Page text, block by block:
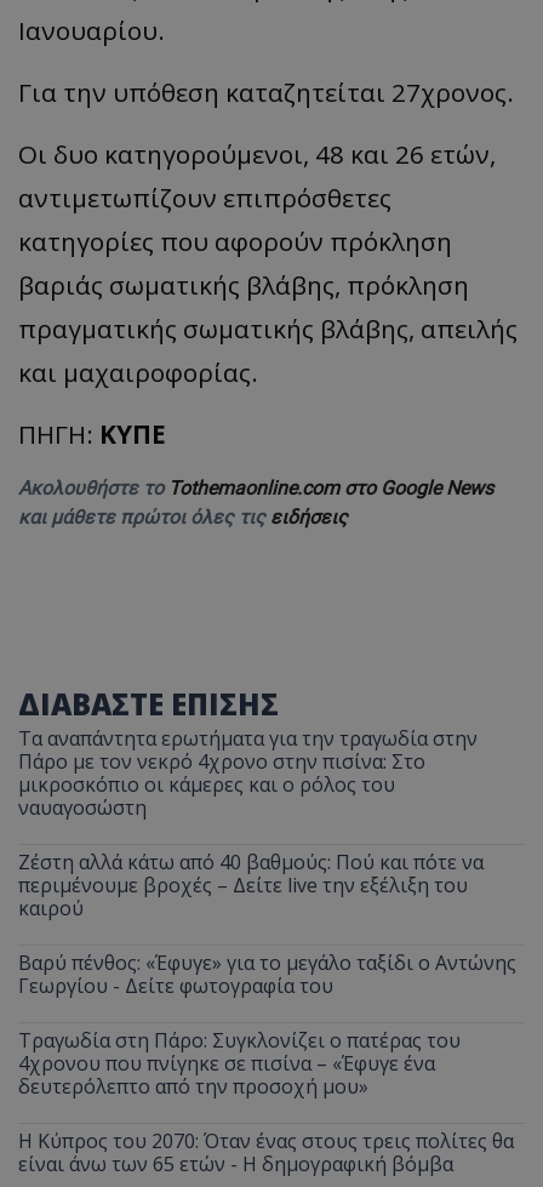
Ιανουαρίου.
Για την υπόθεση καταζητείται 27χρονος.
Οι δυο κατηγορούμενοι, 48 και 26 ετών,
αντιμετωπίζουν επιπρόσθετες
κατηγορίες που αφορούν πρόκληση
βαριάς σωματικής βλάβης, πρόκληση
πραγματικής σωματικής βλάβης, απειλής
και μαχαιροφορίας.
ΠΗΓΗ: ΚΥΠΕ
Ακολουθήστε το Tothemaonline.com στο Google News
και μάθετε πρώτοι όλες τις ειδήσεις
ΔΙΑΒΑΣΤΕ ΕΠΙΣΗΣ
Τα αναπάντητα ερωτήματα για την τραγωδία στην
Πάρο με τον νεκρό 4χρονο στην πισίνα: Στο
μικροσκόπιο οι κάμερες και ο ρόλος του
ναυαγοσώστη
Ζέστη αλλά κάτω από 40 βαθμούς: Πού και πότε να
περιμένουμε βροχές – Δείτε live την εξέλιξη του
καιρού
Βαρύ πένθος: «Έφυγε» για το μεγάλο ταξίδι ο Αντώνης
Γεωργίου - Δείτε φωτογραφία του
Τραγωδία στη Πάρο: Συγκλονίζει ο πατέρας του
4χρονου που πνίγηκε σε πισίνα – «Έφυγε ένα
δευτερόλεπτο από την προσοχή μου»
Η Κύπρος του 2070: Όταν ένας στους τρεις πολίτες θα
είναι άνω των 65 ετών - Η δημογραφική βόμβα